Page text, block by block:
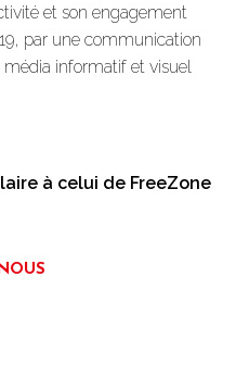
et son engagement
par une communication
informatif et visuel
à celui de FreeZone